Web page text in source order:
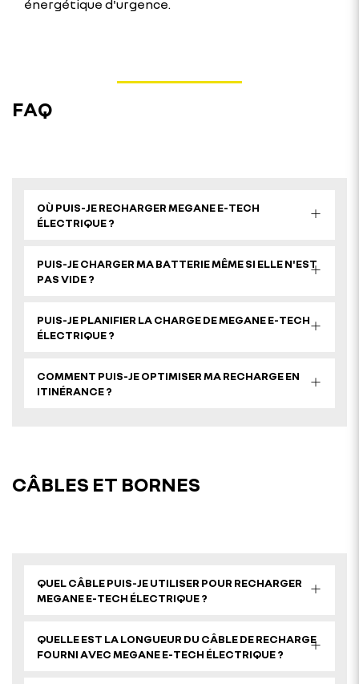
énergétique d'urgence.
FAQ
OÙ PUIS-JE RECHARGER MEGANE E-TECH
ÉLECTRIQUE ?
PUIS-JE CHARGER MA BATTERIE MÊME SI ELLE N'EST
PAS VIDE ?
PUIS-JE PLANIFIER LA CHARGE DE MEGANE E-TECH
ÉLECTRIQUE ?
COMMENT PUIS-JE OPTIMISER MA RECHARGE EN
ITINÉRANCE ?
CÂBLES ET BORNES
QUEL CÂBLE PUIS-JE UTILISER POUR RECHARGER
MEGANE E-TECH ÉLECTRIQUE ?
QUELLE EST LA LONGUEUR DU CÂBLE DE RECHARGE
FOURNI AVEC MEGANE E-TECH ÉLECTRIQUE ?